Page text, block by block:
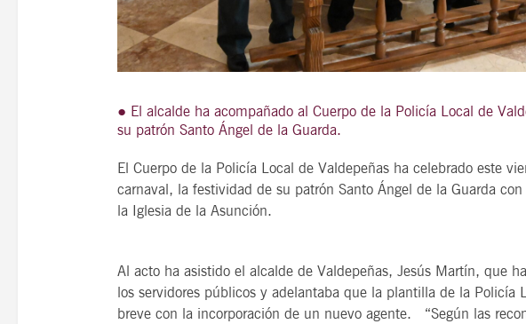
● El alcalde ha acompañado al Cuerpo de la Policía Local de
su patrón Santo Ángel de la Guarda.
El Cuerpo de la Policía Local de Valdepeñas ha celebrado este
carnaval, la festividad de su patrón Santo Ángel de la Guarda
la Iglesia de la Asunción.
Al acto ha asistido el alcalde de Valdepeñas, Jesús Martín, que
los servidores públicos y adelantaba que la plantilla de la Policía
breve con la incorporación de un nuevo agente. “Según las
21 agosto, 2026
14 Edición LAS NOTAS DEL VINO.
21:00